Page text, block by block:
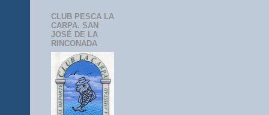
CLUB PESCA LA
CARPA. SAN
JOSÉ DE LA
RINCONADA